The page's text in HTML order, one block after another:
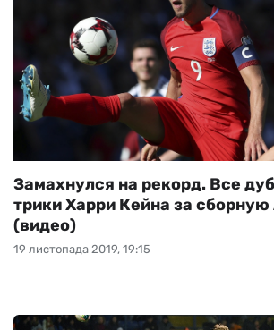
19 листопада 2019, 19:15
Замахнулся на рекорд. Все
трики Харри Кейна за сборную
(видео)